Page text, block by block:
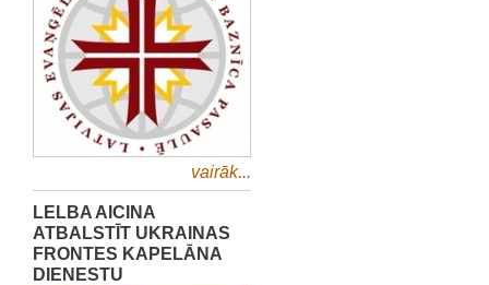
vairāk...
LELBA AICINA
ATBALSTĪT UKRAINAS
FRONTES KAPELĀNA
DIENESTU